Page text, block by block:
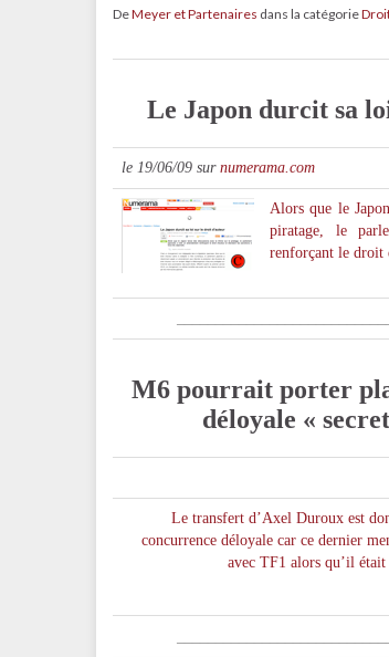
DeMeyer et Partenaires dans la catégorie
Le Japon durcit sa
le 19/06/09 sur numerama.com
Alors que le
piratage, le
renforçant le droit
M6 pourrait porter
déloyale «
Le transfert d’Axel Duroux est
concurrence déloyale car ce dernier
avec TF1 alors qu’il